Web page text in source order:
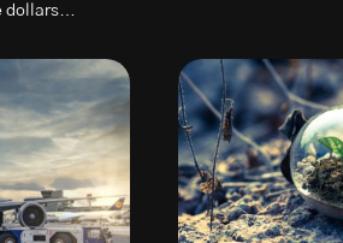
dollars…